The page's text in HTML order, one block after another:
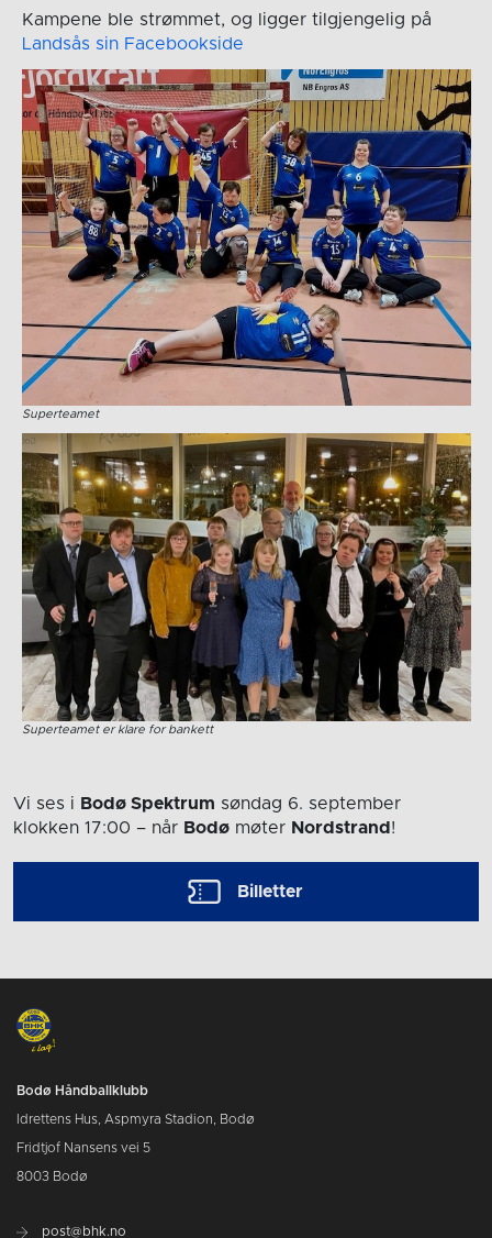
Kampene ble strømmet, og ligger tilgjengelig på
Landsås sin Facebookside
Superteamet
Superteamet er klare for bankett
Vi ses i Bodø Spektrum søndag 6. september
klokken 17:00 – når Bodø møter Nordstrand !
Billetter
Bodø Håndballklubb
Idrettens Hus, Aspmyra Stadion, Bodø
Fridtjof Nansens vei 5
8003 Bodø
post@bhk.no